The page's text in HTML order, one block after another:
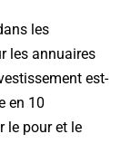
les
les annuaires
est-
en 10
le pour et le